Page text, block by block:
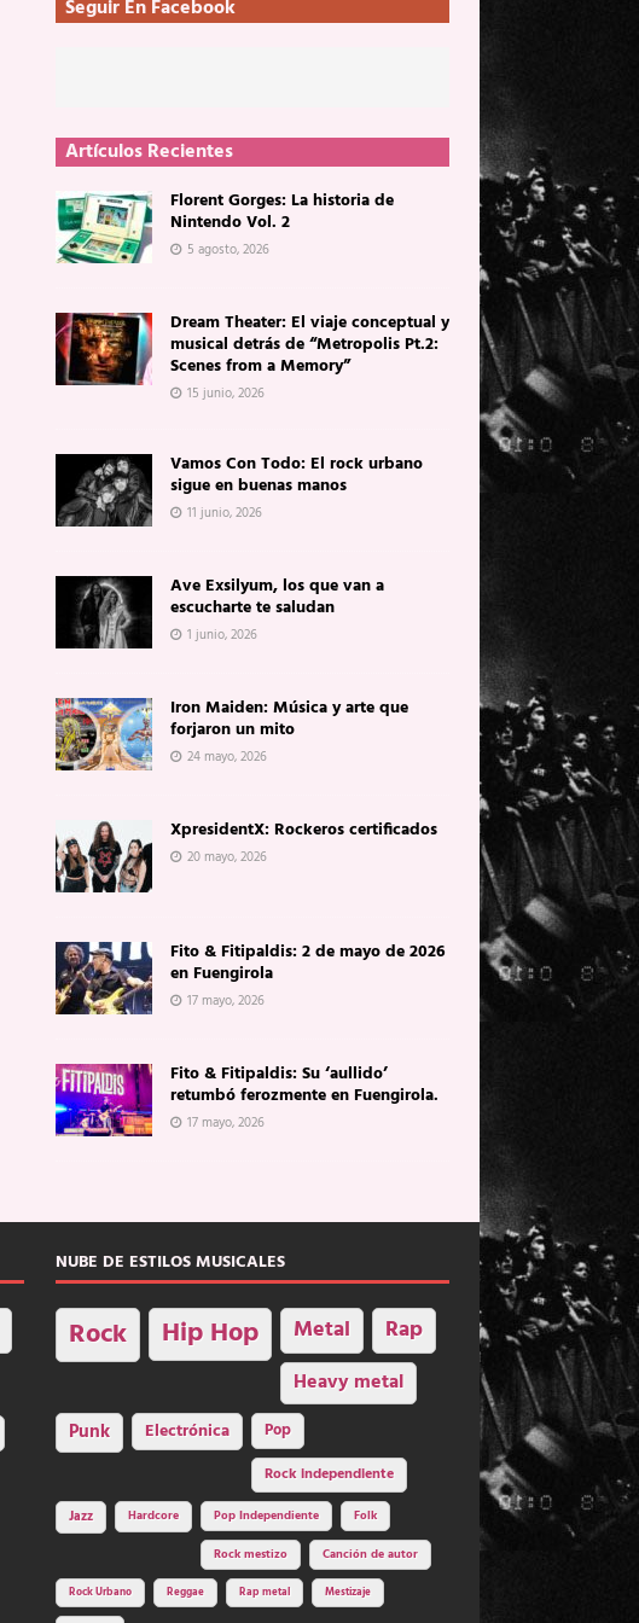
Seguir En Facebook
Artículos Recientes
Florent Gorges: La historia de
Nintendo Vol. 2
5 agosto, 2026
Dream Theater: El viaje conceptual y
musical detrás de “Metropolis Pt.2:
Scenes from a Memory”
15 junio, 2026
Vamos Con Todo: El rock urbano
sigue en buenas manos
11 junio, 2026
Ave Exsilyum, los que van a
escucharte te saludan
1 junio, 2026
Iron Maiden: Música y arte que
forjaron un mito
24 mayo, 2026
XpresidentX: Rockeros certificados
20 mayo, 2026
Fito & Fitipaldis: 2 de mayo de 2026
en Fuengirola
17 mayo, 2026
Fito & Fitipaldis: Su ‘aullido’
retumbó ferozmente en Fuengirola.
17 mayo, 2026
NUBE DE ESTILOS MUSICALES
Rock Hip Hop Metal Rap
Heavy metal
Punk Electrónica
Pop
Rock independiente
Jazz Hardcore Pop Independiente Folk
Rock mestizo Canción de autor
Rock Urbano Reggae Rap metal Mestizaje